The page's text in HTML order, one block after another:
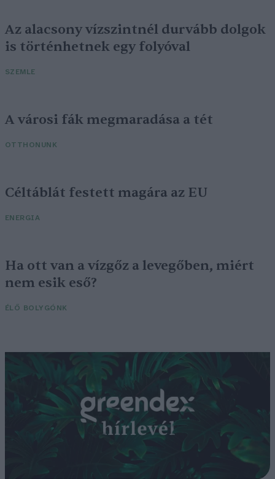
Az alacsony vízszintnél durvább dolgok
is történhetnek egy folyóval
SZEMLE
A városi fák megmaradása a tét
OTTHONUNK
Céltáblát festett magára az EU
ENERGIA
Ha ott van a vízgőz a levegőben, miért
nem esik eső?
ÉLŐ BOLYGÓNK